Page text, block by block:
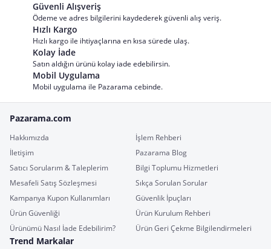
Güvenli Alışveriş
Ödeme ve adres bilgilerini kaydederek güvenli alış veriş.
Hızlı Kargo
Hızlı kargo ile ihtiyaçlarına en kısa sürede ulaş.
Kolay İade
Satın aldığın ürünü kolay iade edebilirsin.
Mobil Uygulama
Mobil uygulama ile Pazarama cebinde.
Pazarama.com
Hakkımızda
İşlem Rehberi
İletişim
Pazarama Blog
Satıcı Sorularım & Taleplerim
Bilgi Toplumu Hizmetleri
Mesafeli Satış Sözleşmesi
Sıkça Sorulan Sorular
Kampanya Kupon Kullanımları
Güvenlik İpuçları
Ürün Güvenliği
Ürün Kurulum Rehberi
Ürünümü Nasıl İade Edebilirim?
Ürün Geri Çekme Bilgilendirmeleri
Trend Markalar